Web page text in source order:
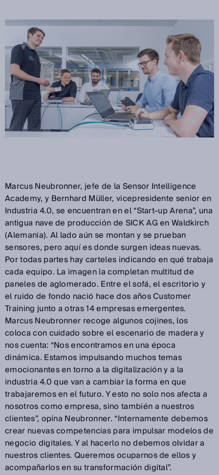
Marcus Neubronner, jefe de la Sensor Intelligence
Academy, y Bernhard Müller, vicepresidente senior en
Industria 4.0, se encuentran en el “Start-up Arena”, una
antigua nave de producción de SICK AG en Waldkirch
(Alemania). Al lado aún se montan y se prueban
sensores, pero aquí es donde surgen ideas nuevas.
Por todas partes hay carteles indicando en qué trabaja
cada equipo. La imagen la completan multitud de
paneles de aglomerado. Entre el sofá, el escritorio y
el ruido de fondo nació hace dos años Customer
Training junto a otras 14 empresas emergentes.
Marcus Neubronner recoge algunos cojines, los
coloca con cuidado sobre el escenario de madera y
nos cuenta: “Nos encontramos en una época
dinámica. Estamos impulsando muchos temas
emocionantes en torno a la digitalización y a la
industria 4.0 que van a cambiar la forma en que
trabajaremos en el futuro. Y esto no solo nos afecta a
nosotros como empresa, sino también a nuestros
clientes”, opina Neubronner. “Internamente debemos
crear nuevas competencias para impulsar modelos de
negocio digitales. Y al hacerlo no debemos olvidar a
nuestros clientes. Queremos ocuparnos de ellos y
acompañarlos en su transformación digital”.